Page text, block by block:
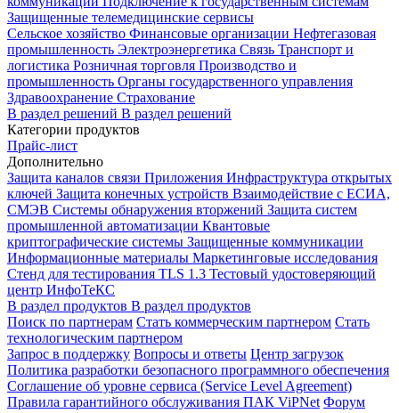
Защищенные телемедицинские сервисы
Сельское хозяйство Финансовые организации Нефтегазовая
промышленность Электроэнергетика Связь Транспорт и
логистика Розничная торговля Производство и
промышленность Органы государственного управления
Здравоохранение Страхование
В раздел решений В раздел решений
Категории продуктов
Прайс-лист
Дополнительно
Защита каналов связи Приложения Инфраструктура открытых
ключей Защита конечных устройств Взаимодействие с ЕСИА,
СМЭВ Системы обнаружения вторжений Защита систем
промышленной автоматизации Квантовые
криптографические системы Защищенные коммуникации
Информационные материалы Маркетинговые исследования
Стенд для тестирования TLS 1.3 Тестовый удостоверяющий
центр ИнфоТеКС
В раздел продуктов В раздел продуктов
Поиск по партнерам Стать коммерческим партнером Стать
технологическим партнером
Запрос в поддержку Вопросы и ответы Центр загрузок
Политика разработки безопасного программного обеспечения
Соглашение об уровне сервиса (Service Level Agreement)
Правила гарантийного обслуживания ПАК ViPNet Форум